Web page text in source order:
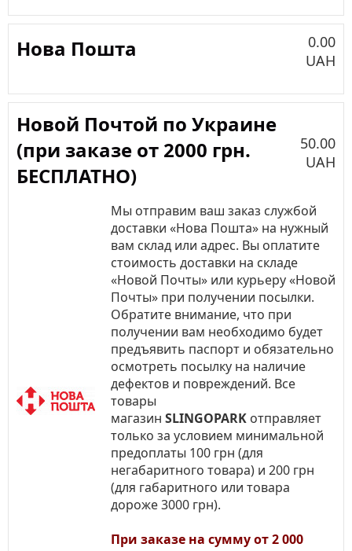
Нова Пошта
0.00
UAH
Новой Почтой по Украине
(при заказе от 2000 грн.
БЕСПЛАТНО)
50.00
UAH
Мы отправим ваш заказ службой
доставки «Нова Пошта» на нужный
вам склад или адрес. Вы оплатите
стоимость доставки на складе
«Новой Почты» или курьеру «Новой
Почты» при получении посылки.
Обратите внимание, что при
получении вам необходимо будет
предъявить паспорт и обязательно
осмотреть посылку на наличие
дефектов и повреждений. Все
товары
магазин SLINGOPARK отправляет
только за условием минимальной
предоплаты 100 грн (для
негабаритного товара) и 200 грн
(для габаритного или товара
дороже 3000 грн).
При заказе на сумму от 2 000